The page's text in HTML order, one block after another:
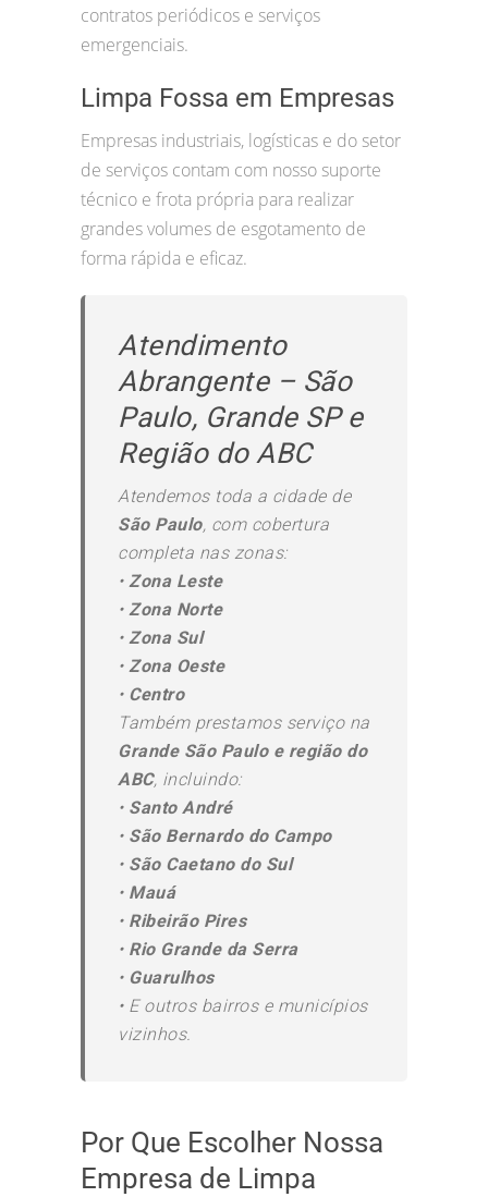
contratos periódicos e serviços
emergenciais.
Limpa Fossa em Empresas
Empresas industriais, logísticas e do setor
de serviços contam com nosso suporte
técnico e frota própria para realizar
grandes volumes de esgotamento de
forma rápida e eficaz.
Atendimento
Abrangente – São
Paulo, Grande SP e
Região do ABC
Atendemos toda a cidade de
São Paulo, com cobertura
completa nas zonas:
• Zona Leste
• Zona Norte
• Zona Sul
• Zona Oeste
• Centro
Também prestamos serviço na
Grande São Paulo e região do
ABC, incluindo:
• Santo André
• São Bernardo do Campo
• São Caetano do Sul
• Mauá
• Ribeirão Pires
• Rio Grande da Serra
• Guarulhos
• E outros bairros e municípios
vizinhos.
Por Que Escolher Nossa
Empresa de Limpa